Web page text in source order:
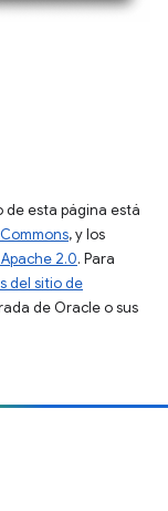
de esta página está
, y los
2.0. Para
del sitio de
de Oracle o sus